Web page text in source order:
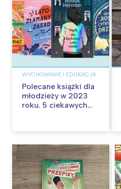
WYCHOWANIE I EDUKACJA
Polecane książki dla
młodzieży w 2023
roku. 5 ciekawych